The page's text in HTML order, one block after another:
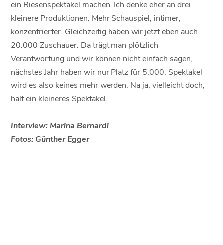
ein Riesenspektakel machen. Ich denke eher an drei
kleinere Produktionen. Mehr Schauspiel, intimer,
konzentrierter. Gleichzeitig haben wir jetzt eben auch
20.000 Zuschauer. Da trägt man plötzlich
Verantwortung und wir können nicht einfach sagen,
nächstes Jahr haben wir nur Platz für 5.000. Spektakel
wird es also keines mehr werden. Na ja, vielleicht doch,
halt ein kleineres Spektakel.
Interview: Marina Bernardi
Fotos: Günther Egger